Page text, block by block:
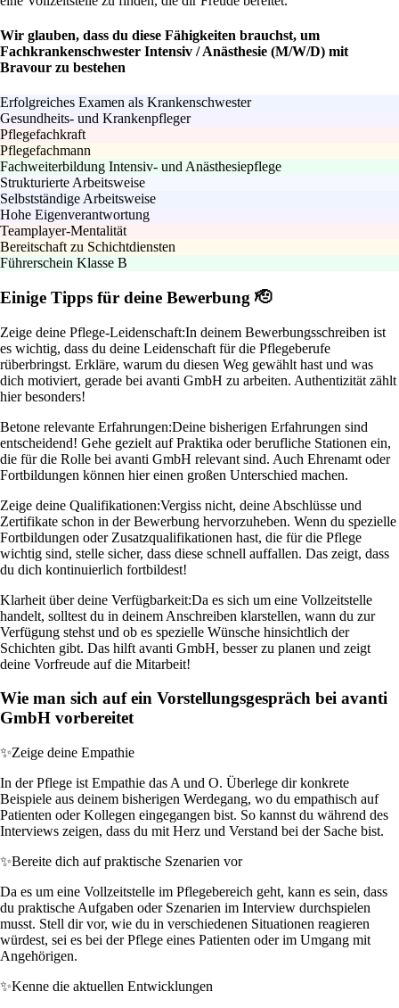
Wir glauben, dass du diese Fähigkeiten brauchst, um
Fachkrankenschwester Intensiv / Anästhesie (M/W/D) mit
Bravour zu bestehen
Erfolgreiches Examen als Krankenschwester
Gesundheits- und Krankenpfleger
Pflegefachkraft
Pflegefachmann
Fachweiterbildung Intensiv- und Anästhesiepflege
Strukturierte Arbeitsweise
Selbstständige Arbeitsweise
Hohe Eigenverantwortung
Teamplayer-Mentalität
Bereitschaft zu Schichtdiensten
Führerschein Klasse B
Einige Tipps für deine Bewerbung 🫡
Zeige deine Pflege-Leidenschaft:In deinem Bewerbungsschreiben ist
es wichtig, dass du deine Leidenschaft für die Pflegeberufe
rüberbringst. Erkläre, warum du diesen Weg gewählt hast und was
dich motiviert, gerade bei avanti GmbH zu arbeiten. Authentizität zählt
hier besonders!
Betone relevante Erfahrungen:Deine bisherigen Erfahrungen sind
entscheidend! Gehe gezielt auf Praktika oder berufliche Stationen ein,
die für die Rolle bei avanti GmbH relevant sind. Auch Ehrenamt oder
Fortbildungen können hier einen großen Unterschied machen.
Zeige deine Qualifikationen:Vergiss nicht, deine Abschlüsse und
Zertifikate schon in der Bewerbung hervorzuheben. Wenn du spezielle
Fortbildungen oder Zusatzqualifikationen hast, die für die Pflege
wichtig sind, stelle sicher, dass diese schnell auffallen. Das zeigt, dass
du dich kontinuierlich fortbildest!
Klarheit über deine Verfügbarkeit:Da es sich um eine Vollzeitstelle
handelt, solltest du in deinem Anschreiben klarstellen, wann du zur
Verfügung stehst und ob es spezielle Wünsche hinsichtlich der
Schichten gibt. Das hilft avanti GmbH, besser zu planen und zeigt
deine Vorfreude auf die Mitarbeit!
Wie man sich auf ein Vorstellungsgespräch bei avanti
GmbH vorbereitet
✨Zeige deine Empathie
In der Pflege ist Empathie das A und O. Überlege dir konkrete
Beispiele aus deinem bisherigen Werdegang, wo du empathisch auf
Patienten oder Kollegen eingegangen bist. So kannst du während des
Interviews zeigen, dass du mit Herz und Verstand bei der Sache bist.
✨Bereite dich auf praktische Szenarien vor
Da es um eine Vollzeitstelle im Pflegebereich geht, kann es sein, dass
du praktische Aufgaben oder Szenarien im Interview durchspielen
musst. Stell dir vor, wie du in verschiedenen Situationen reagieren
würdest, sei es bei der Pflege eines Patienten oder im Umgang mit
Angehörigen.
✨Kenne die aktuellen Entwicklungen